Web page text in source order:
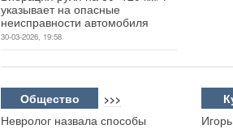
указывает на опасные
неисправности автомобиля
30-03-2026, 19:58
Общество >>>
Невролог назвала способы